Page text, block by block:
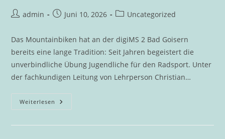
Beitrags-
admin
BeitragJuni 10, 2026
Beitrags-
Uncategorized
Das Mountainbiken hat an der digiMS 2 Bad Goisern
bereits eine lange Tradition: Seit Jahren begeistert die
unverbindliche Übung Jugendliche für den Radsport. Unter
der fachkundigen Leitung von Lehrperson Christian…
Weiterlesen Auf
Zwei
Voller